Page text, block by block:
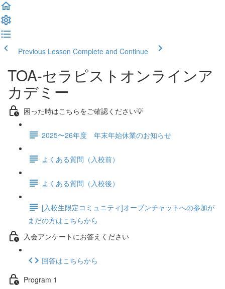
Previous Lesson Complete and Continue
TOA-セラピストオンラインア
カデミー
困った時はこちらをご確認ください💡
2025〜26年度 年末年始休業のお知らせ
よくある質問（入校前）
よくある質問（入校後）
[入校生限定コミュニティ]オープンチャットへの参加が
まだの方はこちらから
入会アンケートにお答えください
回答はこちらから
Program 1